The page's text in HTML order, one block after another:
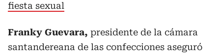
fiesta sexual
Franky Guevara, presidente de la cámara
santandereana de las confecciones aseguró